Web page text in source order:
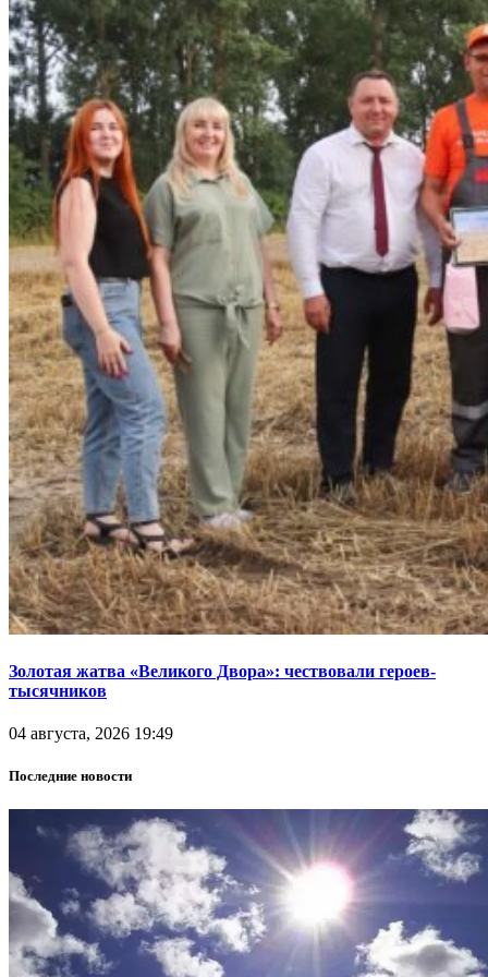
Золотая жатва «Великого Двора»: чествовали героев-
тысячников
04 августа, 2026 19:49
Последние новости